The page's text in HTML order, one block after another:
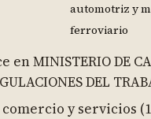
automotriz y
ferroviario
MINISTERIO DE
DEL
y servicios